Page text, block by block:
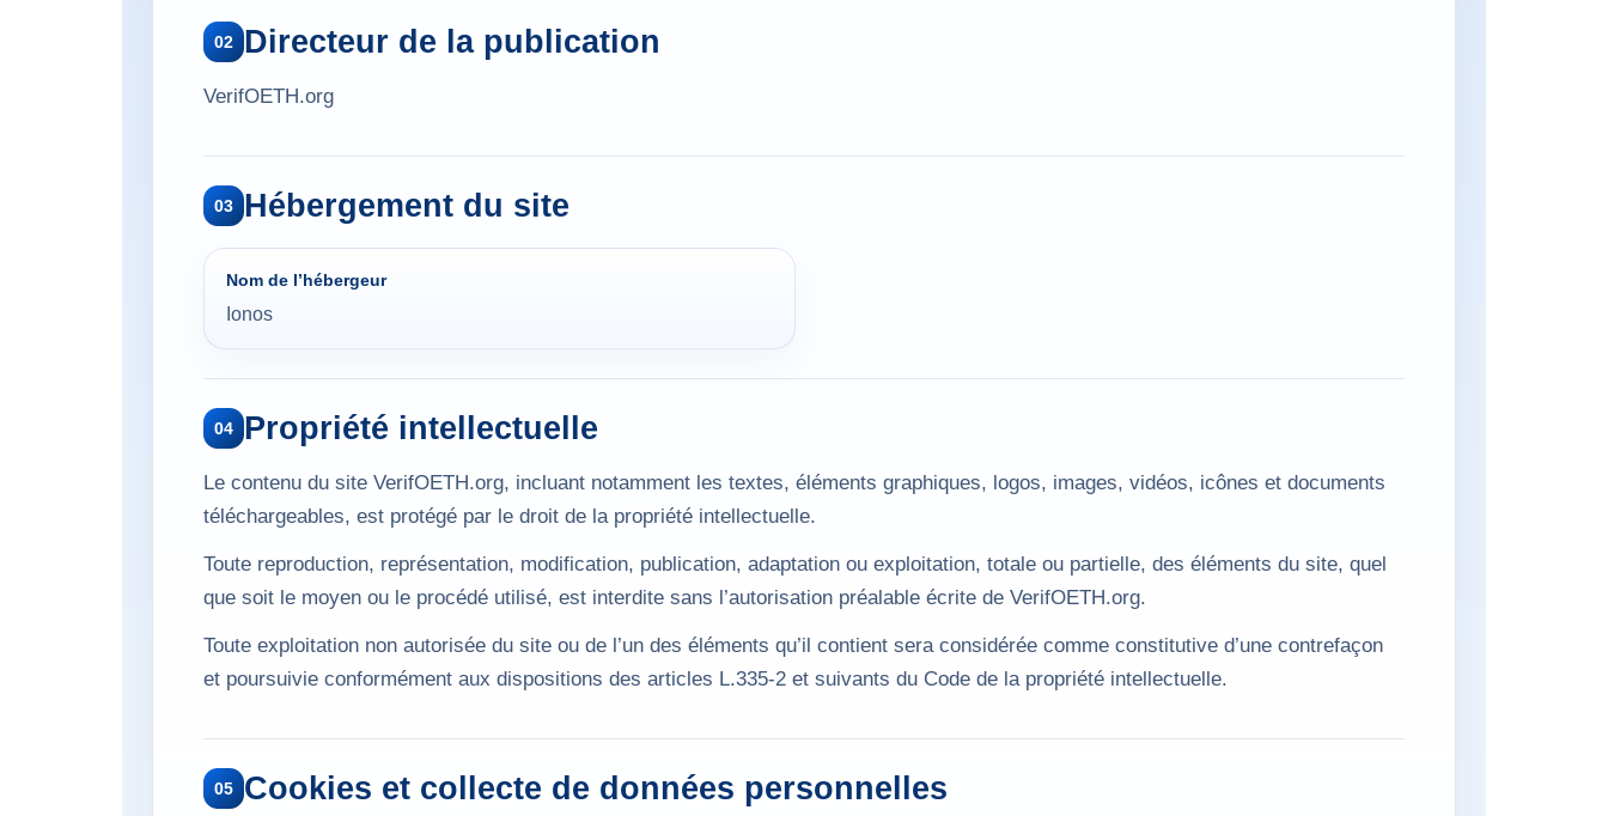
02 Directeur de la publication
VerifOETH.org
03 Hébergement du site
Nom de l’hébergeur
Ionos
04 Propriété intellectuelle
Le contenu du site VerifOETH.org, incluant notamment les textes, éléments graphiques, logos, images, vidéos, icônes et documents
téléchargeables, est protégé par le droit de la propriété intellectuelle.
Toute reproduction, représentation, modification, publication, adaptation ou exploitation, totale ou partielle, des éléments du site, quel
que soit le moyen ou le procédé utilisé, est interdite sans l’autorisation préalable écrite de VerifOETH.org.
Toute exploitation non autorisée du site ou de l’un des éléments qu’il contient sera considérée comme constitutive d’une contrefaçon
et poursuivie conformément aux dispositions des articles L.335-2 et suivants du Code de la propriété intellectuelle.
05 Cookies et collecte de données personnelles